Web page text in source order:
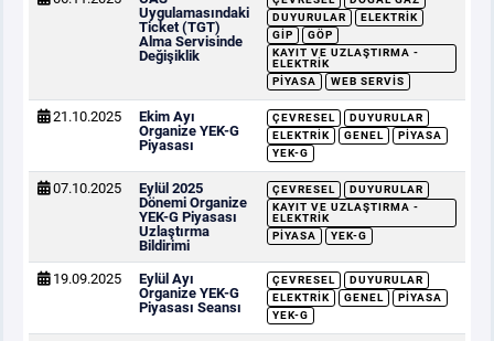
Uygulamasındaki
Ticket (TGT)
Alma Servisinde
Değişiklik
DUYURULAR
ELEKTRIK
GİP
GÖP
KAYIT VE UZLAŞTIRMA -
ELEKTRIK
PIYASA
WEB SERVIS
21.10.2025
Ekim Ayı
Organize YEK-G
Piyasası
ÇEVRESEL
DUYURULAR
ELEKTRIK
GENEL
PIYASA
YEK-G
07.10.2025
Eylül 2025
Dönemi Organize
YEK-G Piyasası
Uzlaştırma
Bildirimi
ÇEVRESEL
DUYURULAR
KAYIT VE UZLAŞTIRMA -
ELEKTRIK
PIYASA
YEK-G
19.09.2025
Eylül Ayı
Organize YEK-G
Piyasası Seansı
ÇEVRESEL
DUYURULAR
ELEKTRIK
GENEL
PIYASA
YEK-G